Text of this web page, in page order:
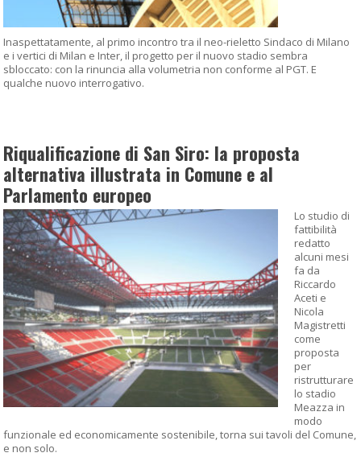
Inaspettatamente, al primo incontro tra il neo-rieletto Sindaco di Milano
e i vertici di Milan e Inter, il progetto per il nuovo stadio sembra
sbloccato: con la rinuncia alla volumetria non conforme al PGT. E
qualche nuovo interrogativo.
Riqualificazione di San Siro: la proposta
alternativa illustrata in Comune e al
Parlamento europeo
Lo studio di
fattibilità
redatto
alcuni mesi
fa da
Riccardo
Aceti e
Nicola
Magistretti
come
proposta
per
ristrutturare
lo stadio
Meazza in
modo
funzionale ed economicamente sostenibile, torna sui tavoli del Comune,
e non solo.